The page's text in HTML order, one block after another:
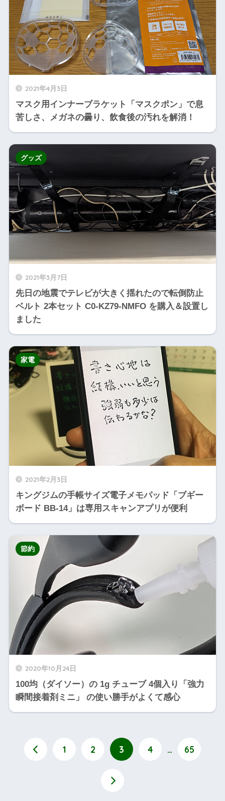
2021年4月3日
マスク用インナーブラケット「マスクポン」で息
苦しさ、メガネの曇り、飲食後の汚れを解消！
2021年3月7日
先日の地震でテレビが大きく揺れたので転倒防止
ベルト 2本セット C0-KZ79-NMFO を購入＆設置し
ました
グッズ
2021年2月3日
キングジムの手帳サイズ電子メモパッド「ブギー
ボード BB-14」は専用スキャンアプリが便利
家電
2020年10月24日
100均（ダイソー）の 1g チューブ 4個入り「強力
瞬間接着剤ミニ」 の使い勝手がよくて感心
節約
1 2 3 4 … 65